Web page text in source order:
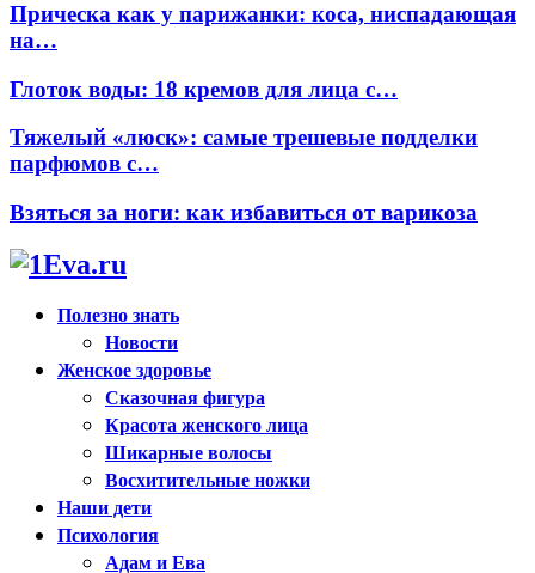
Прическа как у парижанки: коса, ниспадающая
на…
Глоток воды: 18 кремов для лица с…
Тяжелый «люск»: самые трешевые подделки
парфюмов с…
Взяться за ноги: как избавиться от варикоза
Полезно знать
Новости
Женское здоровье
Сказочная фигура
Красота женского лица
Шикарные волосы
Восхитительные ножки
Наши дети
Психология
Адам и Ева